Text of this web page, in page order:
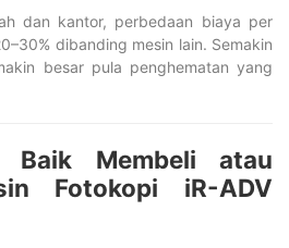
dan kantor, perbedaan biaya per
dibanding mesin lain. Semakin
besar pula penghematan yang
Baik Membeli atau
Fotokopi iR-ADV